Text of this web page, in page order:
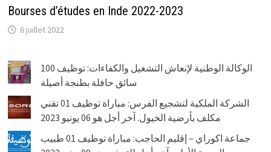
Bourses d’études en Inde 2022-2023
6 juillet 2022
الوكالة الوطنية لإنعاش التشغيل والكفاءات: توظيف 100
سائق حافلة بطنجة أصيلة
الشركة الملكية لتشجيع الفرس: مباراة توظيف 01 تقني
مكلف بأرضية الخيول. آخر أجل هو 06 يونيو 2023
جماعة اكوراي – إقليم الحاجب: مباراة توظيف 01 طبيب